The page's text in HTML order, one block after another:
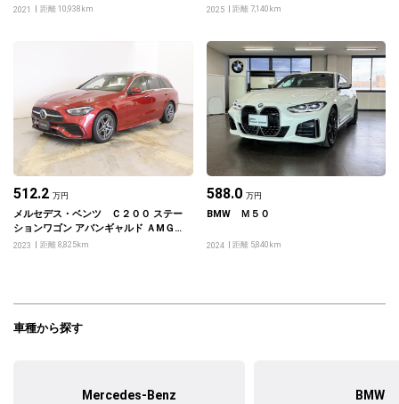
2021 距離 10,938km
ジ
2025 距離 7,140km
512.2 万円
メルセデス・ベンツ Ｃ２００ ステー
ションワゴン アバンギャルド ＡМＧ
ライン レザーエクスクルーシブパッ
2023 距離 8,825km
588.0 万円
BMW Ｍ５０
2024 距離 5,840km
車種から探す
Mercedes-Benz BMW